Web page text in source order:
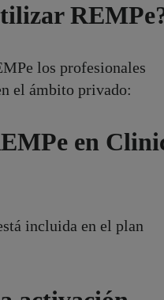
los profesionales
el ámbito privado:
en
incluida en el plan